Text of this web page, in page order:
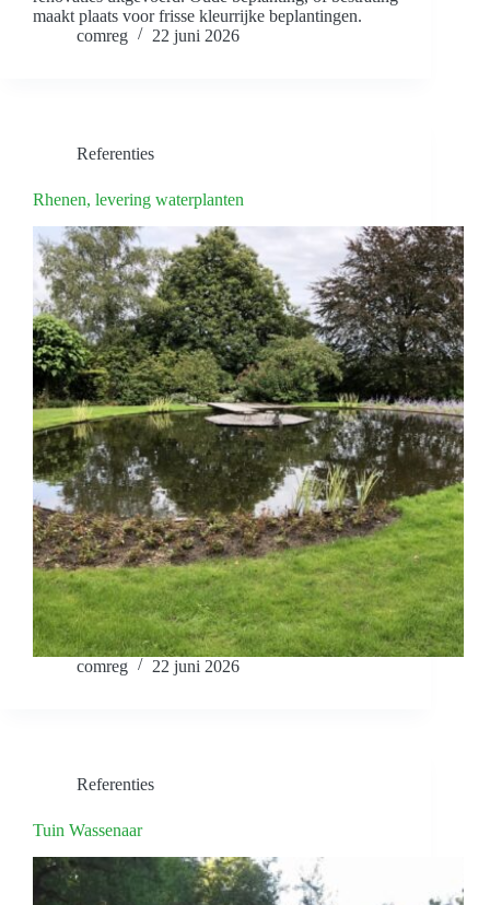
maakt plaats voor frisse kleurrijke beplantingen.
comreg
22 juni 2026
Referenties
Rhenen, levering waterplanten
comreg 22 juni 2026
Referenties
Tuin Wassenaar